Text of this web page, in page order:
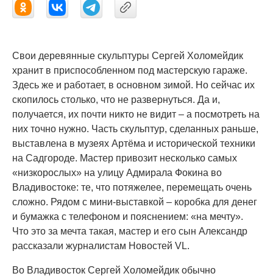
Свои деревянные скульптуры Сергей Холомейдик
хранит в приспособленном под мастерскую гараже.
Здесь же и работает, в основном зимой. Но сейчас их
скопилось столько, что не развернуться. Да и,
получается, их почти никто не видит – а посмотреть на
них точно нужно. Часть скульптур, сделанных раньше,
выставлена в музеях Артёма и исторической техники
на Садгороде. Мастер привозит несколько самых
«низкорослых» на улицу Адмирала Фокина во
Владивостоке: те, что потяжелее, перемещать очень
сложно. Рядом с мини-выставкой – коробка для денег
и бумажка с телефоном и пояснением: «на мечту».
Что это за мечта такая, мастер и его сын Александр
рассказали журналистам Новостей VL.
Во Владивосток Сергей Холомейдик обычно